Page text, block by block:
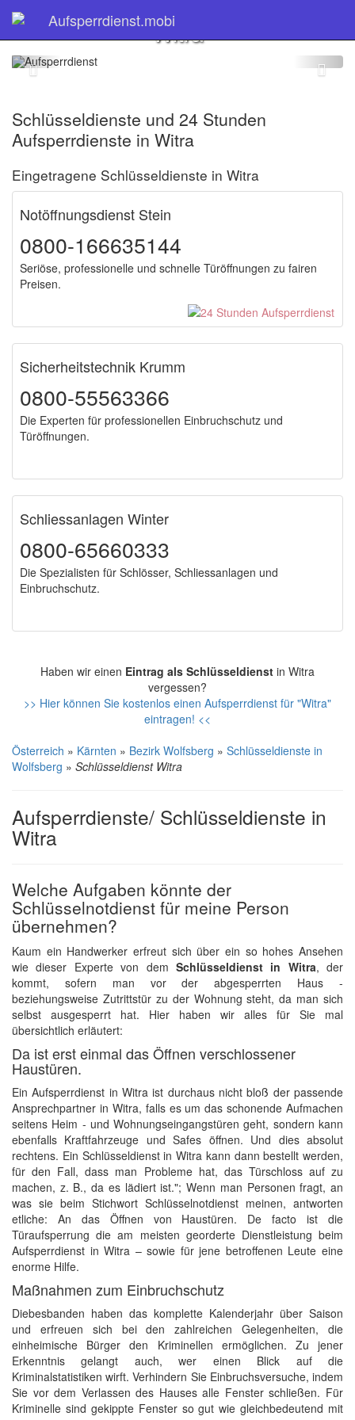
Aufsperrdienst.mobi
Schlüsseldienst
Witra
Schlüsseldienste und 24 Stunden
Aufsperrdienste in Witra
Eingetragene Schlüsseldienste in Witra
Notöffnungsdienst Stein
0800-166635144
Seriöse, professionelle und schnelle Türöffnungen zu fairen
Preisen.
Sicherheitstechnik Krumm
0800-55563366
Die Experten für professionellen Einbruchschutz und
Türöffnungen.
Schliessanlagen Winter
0800-65660333
Die Spezialisten für Schlösser, Schliessanlagen und
Einbruchschutz.
Haben wir einen Eintrag als Schlüsseldienst in Witra
vergessen?
>> Hier können Sie kostenlos einen Aufsperrdienst für "Witra"
eintragen! <<
Österreich » Kärnten » Bezirk Wolfsberg » Schlüsseldienste in
Wolfsberg » Schlüsseldienst Witra
Aufsperrdienste/ Schlüsseldienste in
Witra
Welche Aufgaben könnte der
Schlüsselnotdienst für meine Person
übernehmen?
Kaum ein Handwerker erfreut sich über ein so hohes Ansehen
wie dieser Experte von dem Schlüsseldienst in Witra, der
kommt, sofern man vor der abgesperrten Haus -
beziehungsweise Zutrittstür zu der Wohnung steht, da man sich
selbst ausgesperrt hat. Hier haben wir alles für Sie mal
übersichtlich erläutert:
Da ist erst einmal das Öffnen verschlossener
Haustüren.
Ein Aufsperrdienst in Witra ist durchaus nicht bloß der passende
Ansprechpartner in Witra, falls es um das schonende Aufmachen
seitens Heim - und Wohnungseingangstüren geht, sondern kann
ebenfalls Kraftfahrzeuge und Safes öffnen. Und dies absolut
rechtens. Ein Schlüsseldienst in Witra kann dann bestellt werden,
für den Fall, dass man Probleme hat, das Türschloss auf zu
machen, z. B., da es lädiert ist."; Wenn man Personen fragt, an
was sie beim Stichwort Schlüsselnotdienst meinen, antworten
etliche: An das Öffnen von Haustüren. De facto ist die
Türaufsperrung die am meisten georderte Dienstleistung beim
Aufsperrdienst in Witra – sowie für jene betroffenen Leute eine
enorme Hilfe.
Maßnahmen zum Einbruchschutz
Diebesbanden haben das komplette Kalenderjahr über Saison
und erfreuen sich bei den zahlreichen Gelegenheiten, die
einheimische Bürger den Kriminellen ermöglichen. Zu jener
Erkenntnis gelangt auch, wer einen Blick auf die
Kriminalstatistiken wirft. Verhindern Sie Einbruchsversuche, indem
Sie vor dem Verlassen des Hauses alle Fenster schließen. Für
Kriminelle sind gekippte Fenster so gut wie gleichbedeutend mit